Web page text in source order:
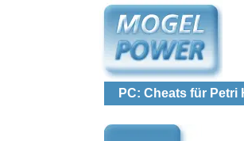
PC: Cheats für Petri